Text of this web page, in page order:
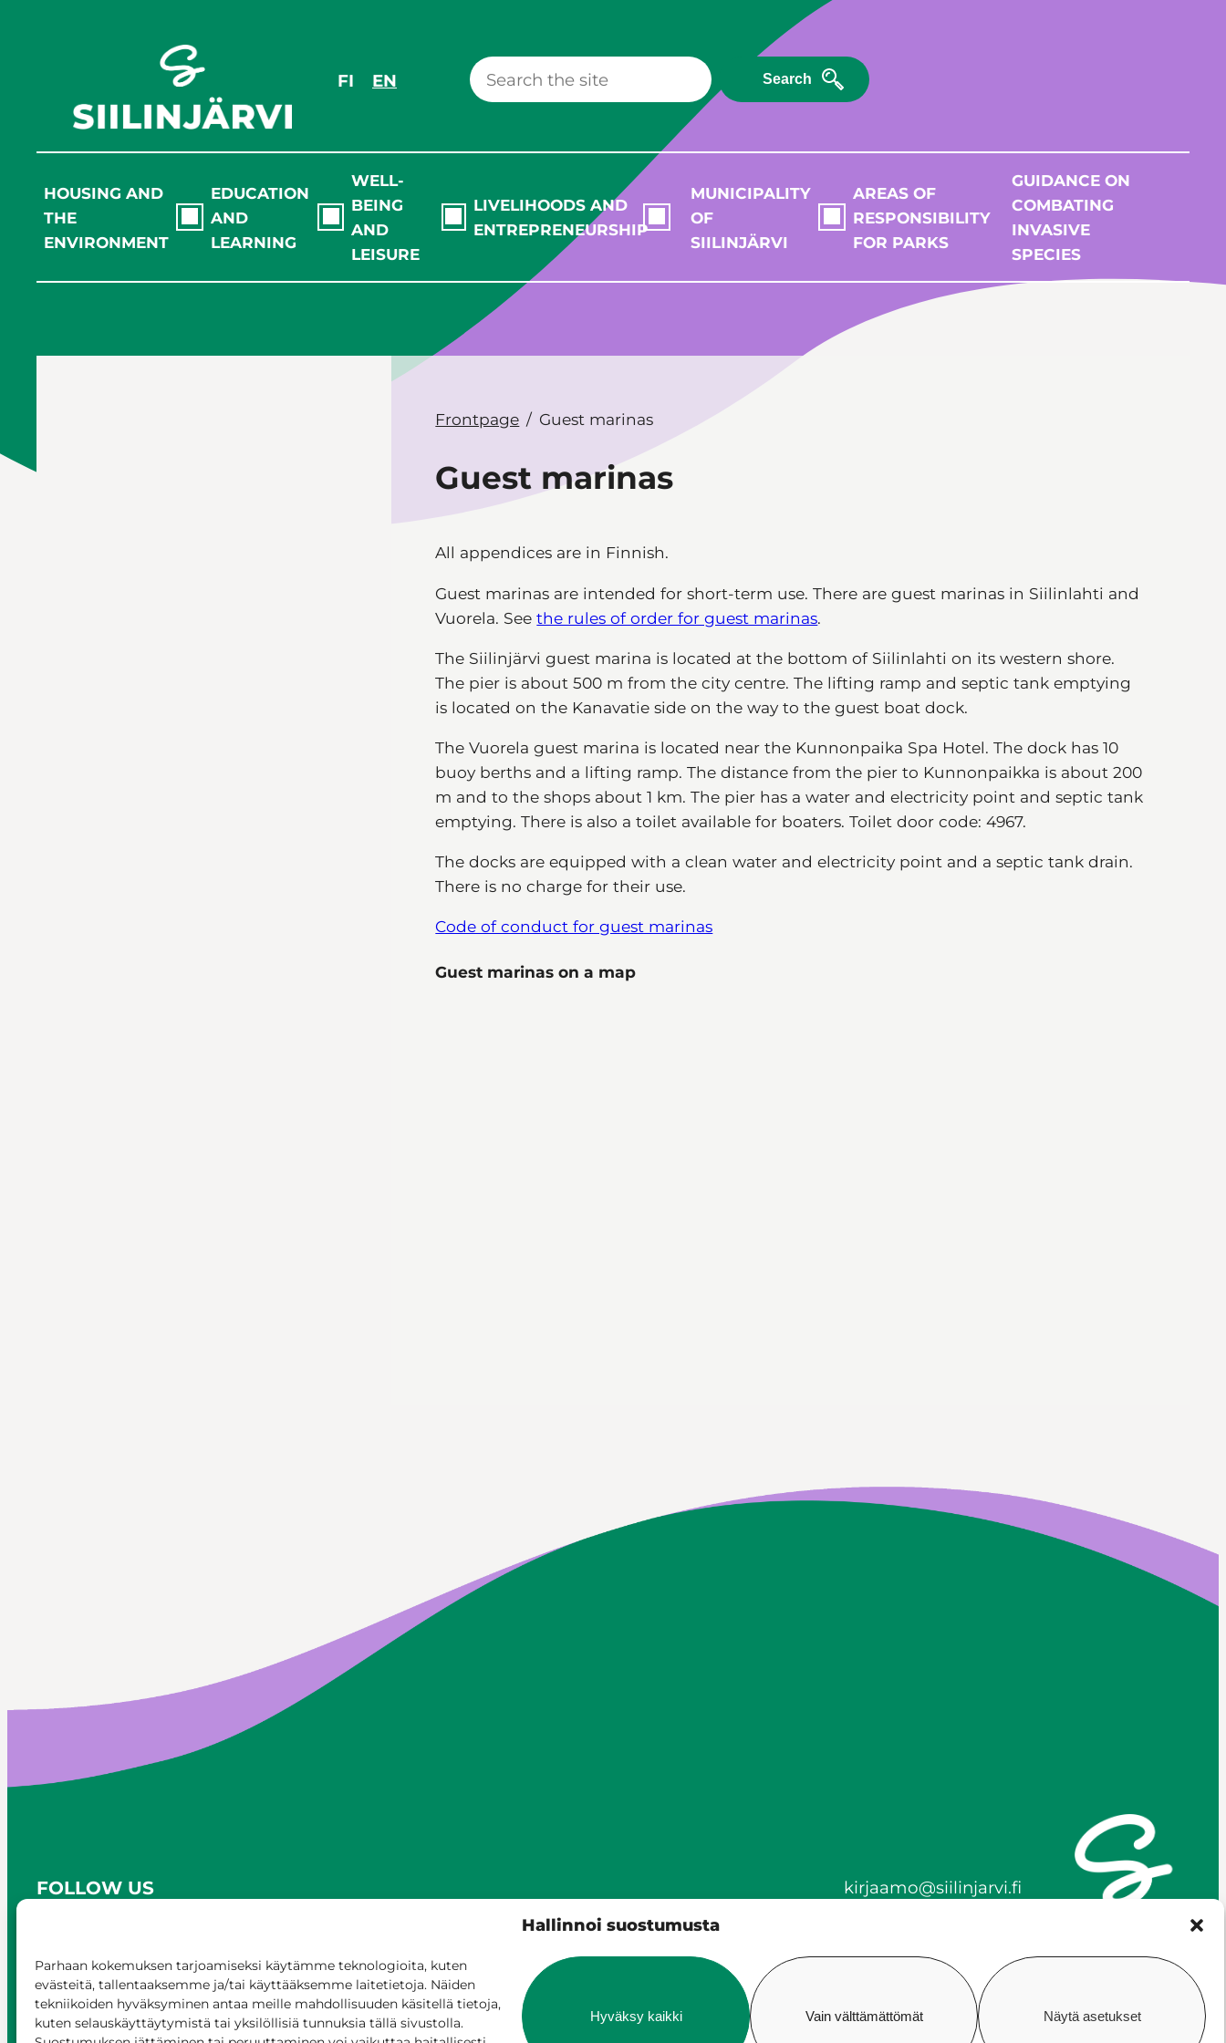
Hallinnoi suostumusta
Parhaan kokemuksen tarjoamiseksi käytämme teknologioita, kuten
evästeitä, tallentaaksemme ja/tai käyttääksemme laitetietoja. Näiden
tekniikoiden hyväksyminen antaa meille mahdollisuuden käsitellä tietoja,
kuten selauskäyttäytymistä tai yksilöllisiä tunnuksia tällä sivustolla.
Hyväksy kaikki Vain välttämättömät Näytä asetukset
FI EN Search
HOUSING AND
THE
ENVIRONMENT
EDUCATION
AND
LEARNING
WELL-
BEING
AND
LEISURE
LIVELIHOODS AND
ENTREPRENEURSHIP
MUNICIPALITY
OF
SIILINJÄRVI
AREAS OF
RESPONSIBILITY
FOR PARKS
GUIDANCE ON
COMBATING
INVASIVE
SPECIES
Frontpage Guest marinas
Guest marinas
All appendices are in Finnish.
Guest marinas are intended for short-term use. There are guest marinas in Siilinlahti and
Vuorela. Seethe rules of order for guest marinas.
The Siilinjärvi guest marina is located at the bottom of Siilinlahti on its western shore.
The pier is about 500 m from the city centre. The lifting ramp and septic tank emptying
is located on the Kanavatie side on the way to the guest boat dock.
The Vuorela guest marina is located near the Kunnonpaika Spa Hotel. The dock has 10
buoy berths and a lifting ramp. The distance from the pier to Kunnonpaikka is about 200
m and to the shops about 1 km. The pier has a water and electricity point and septic tank
emptying. There is also a toilet available for boaters. Toilet door code: 4967.
The docks are equipped with a clean water and electricity point and a septic tank drain.
There is no charge for their use.
Code of conduct for guest marinas
Guest marinas on a map
FOLLOW US
kirjaamo@siilinjarvi.fi
y-tunnus 0172718-0